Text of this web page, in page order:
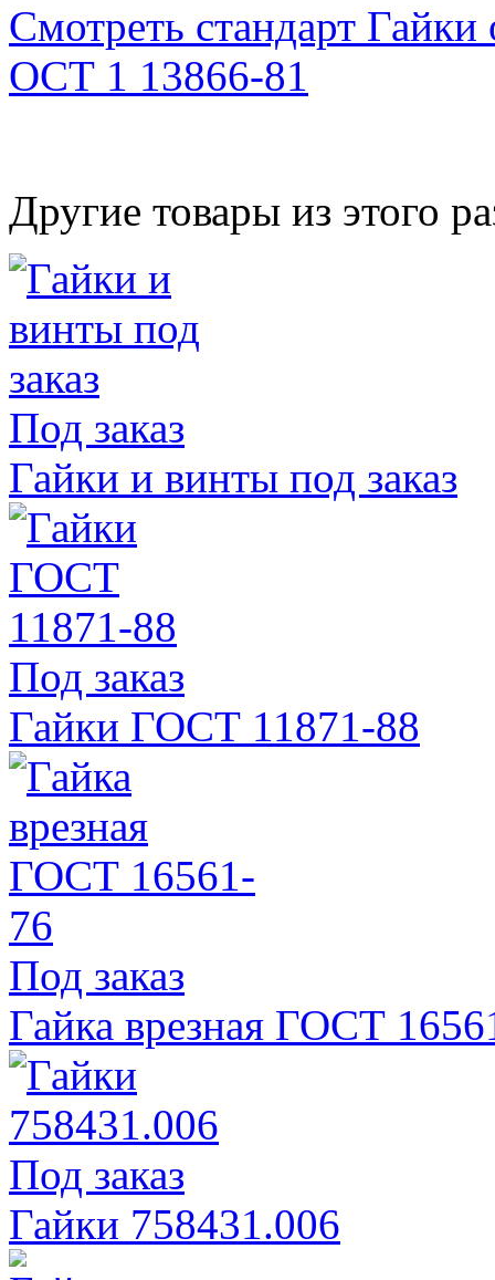
Смотреть стандарт
ОСТ 1 13866-81
Другие товары из этого
Под заказ
Гайки и винты под заказ
Под заказ
Гайки ГОСТ 11871-88
Под заказ
Гайка врезная ГОСТ
Под заказ
Гайки 758431.006